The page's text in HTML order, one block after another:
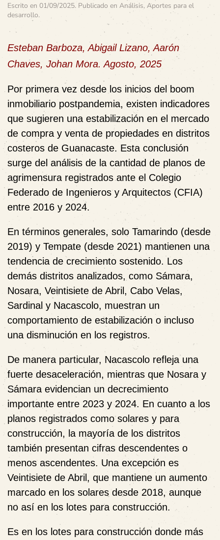
Escrito en 01/09/2025. Publicado en Análisis, Aportes para el
desarrollo.
Esteban Barboza, Abigail Lizano, Aarón
Chaves, Johan Mora. Agosto, 2025
Por primera vez desde los inicios del boom
inmobiliario postpandemia, existen indicadores
que sugieren una estabilización en el mercado
de compra y venta de propiedades en distritos
costeros de Guanacaste. Esta conclusión
surge del análisis de la cantidad de planos de
agrimensura registrados ante el Colegio
Federado de Ingenieros y Arquitectos (CFIA)
entre 2016 y 2024.
En términos generales, solo Tamarindo (desde
2019) y Tempate (desde 2021) mantienen una
tendencia de crecimiento sostenido. Los
demás distritos analizados, como Sámara,
Nosara, Veintisiete de Abril, Cabo Velas,
Sardinal y Nacascolo, muestran un
comportamiento de estabilización o incluso
una disminución en los registros.
De manera particular, Nacascolo refleja una
fuerte desaceleración, mientras que Nosara y
Sámara evidencian un decrecimiento
importante entre 2023 y 2024. En cuanto a los
planos registrados como solares y para
construcción, la mayoría de los distritos
también presentan cifras descendentes o
menos ascendentes. Una excepción es
Veintisiete de Abril, que mantiene un aumento
marcado en los solares desde 2018, aunque
no así en los lotes para construcción.
Es en los lotes para construcción donde más